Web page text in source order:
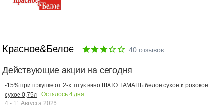
Красное&Белое 40 отзывов
Действующие акции на сегодня
-15% при покупке от 2-х штук вино ШАТО ТАМАНЬ белое сухое и розовое
сухое 0,75л
Осталось 4 дня
4 - 11 Августа 2026